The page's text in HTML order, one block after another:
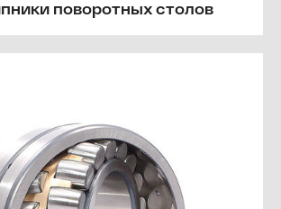
поворотных столов